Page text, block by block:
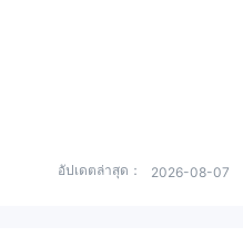
อัปเดตล่าสุด： 2026-08-07